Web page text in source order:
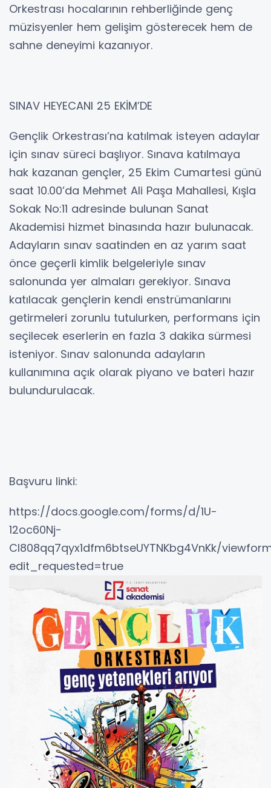
Orkestrası hocalarının rehberliğinde genç
müzisyenler hem gelişim gösterecek hem de
sahne deneyimi kazanıyor.
SINAV HEYECANI 25 EKİM’DE
Gençlik Orkestrası’na katılmak isteyen adaylar
için sınav süreci başlıyor. Sınava katılmaya
hak kazanan gençler, 25 Ekim Cumartesi günü
saat 10.00’da Mehmet Ali Paşa Mahallesi, Kışla
Sokak No:11 adresinde bulunan Sanat
Akademisi hizmet binasında hazır bulunacak.
Adayların sınav saatinden en az yarım saat
önce geçerli kimlik belgeleriyle sınav
salonunda yer almaları gerekiyor. Sınava
katılacak gençlerin kendi enstrümanlarını
getirmeleri zorunlu tutulurken, performans için
seçilecek eserlerin en fazla 3 dakika sürmesi
isteniyor. Sınav salonunda adayların
kullanımına açık olarak piyano ve bateri hazır
bulundurulacak.
Başvuru linki:
https://docs.google.com/forms/d/1U-
12oc60Nj-
Cl808qq7qyx1dfm6btseUYTNKbg4VnKk/
edit_requested=true